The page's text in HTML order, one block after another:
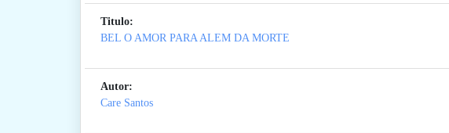
Titulo:
BEL O AMOR PARA ALEM DA MORTE
Autor:
Care Santos